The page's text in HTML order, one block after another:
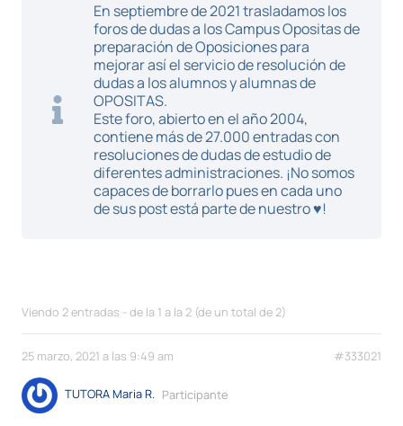
En septiembre de 2021 trasladamos los
foros de dudas a los Campus Opositas de
preparación de Oposiciones para
mejorar así el servicio de resolución de
dudas a los alumnos y alumnas de
OPOSITAS.
Este foro, abierto en el año 2004,
contiene más de 27.000 entradas con
resoluciones de dudas de estudio de
diferentes administraciones. ¡No somos
capaces de borrarlo pues en cada uno
de sus post está parte de nuestro ♥!
Viendo 2 entradas - de la 1 a la 2 (de un total de 2)
25 marzo, 2021 a las 9:49 am #333021
TUTORA Maria R. Participante